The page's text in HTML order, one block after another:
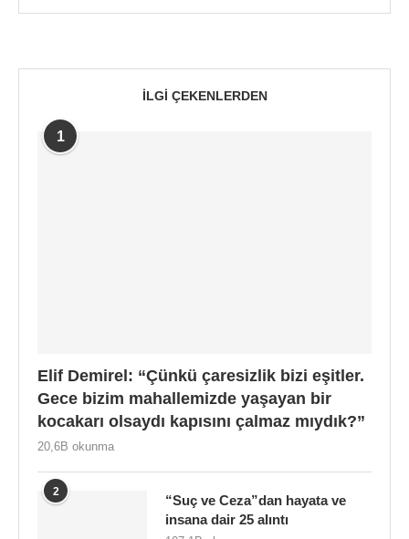
İLGI ÇEKENLERDEN
1
Elif Demirel: “Çünkü çaresizlik bizi eşitler.
Gece bizim mahallemizde yaşayan bir
kocakarı olsaydı kapısını çalmaz mıydık?”
20,6B okunma
2
“Suç ve Ceza”dan hayata ve
insana dair 25 alıntı